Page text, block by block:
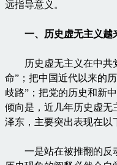
远指导意义。
一、历史虚无主义越
历史虚无主义在中共党
命”；把中国近代以来的
歧路”；把党的历史和新
倾向是，近几年历史虚无
泽东，主要突出表现在以
一是站在被推翻的反动